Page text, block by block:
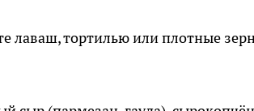
лаваш, тортилью или плотные